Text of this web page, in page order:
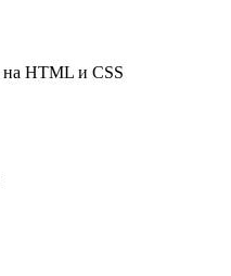
на HTML и CSS